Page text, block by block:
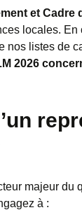
et Cadre
locales. En
nos listes de
2026
majeur du
à :